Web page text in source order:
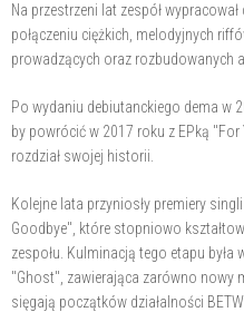
Na przestrzeni lat zespół
połączeniu ciężkich, melodyjnych
prowadzących oraz rozbudowanych
Po wydaniu debiutanckiego dema w
by powrócić w 2017 roku z EPką
rozdział swojej historii.
Kolejne lata przyniosły premiery
Goodbye", które stopniowo
zespołu. Kulminacją tego etapu była
"Ghost", zawierająca zarówno nowy
sięgają początków działalności